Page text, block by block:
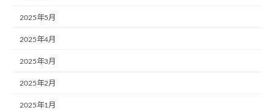
2025年5月
2025年4月
2025年3月
2025年2月
2025年1月